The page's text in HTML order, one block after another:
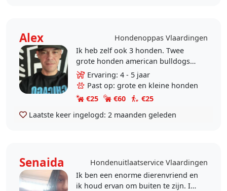
Alex
Hondenoppas Vlaardingen
Ik heb zelf ook 3 honden. Twee
grote honden american bulldogs
en een kleine boomer hond en een
kat.
Ervaring: 4 - 5 jaar
Past op: grote en kleine honden
€25
€60
€25
Laatste keer ingelogd: 2 maanden geleden
Senaida
Hondenuitlaatservice Vlaardingen
Ik ben een enorme dierenvriend en
ik houd ervan om buiten te zijn. Ik